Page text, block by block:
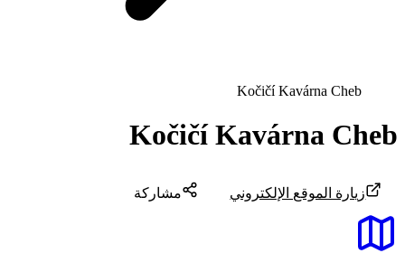
Kočičí Kavárna Cheb
Kočičí Kavárna Cheb
زيارة الموقع الإلكتروني مشاركة